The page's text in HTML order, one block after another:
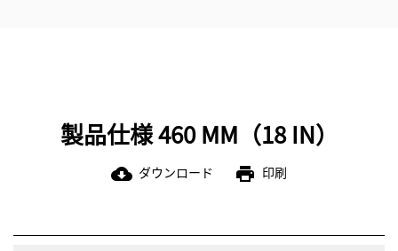
製品仕様 460 MM（18 IN）
cloud_download ダウンロード print 印刷